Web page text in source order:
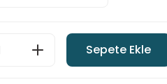
Sepete Ekle